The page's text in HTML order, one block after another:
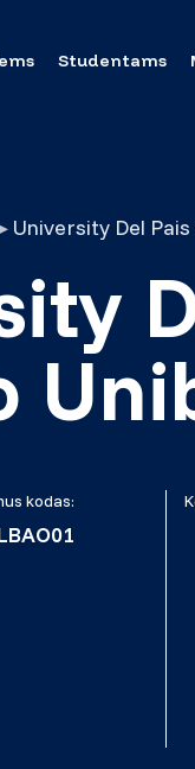
Studentams
University Del
kodas: